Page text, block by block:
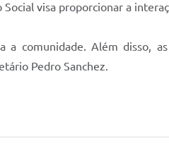
visa proporcionar a
comunidade. Além disso,
Pedro Sanchez.